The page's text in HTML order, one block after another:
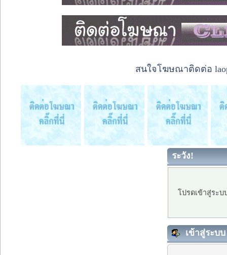
สนใจโฆษณาติดต่อ
ระวัง!
โปรดเข้าสู่ระ
เข้าสู่ระบบ